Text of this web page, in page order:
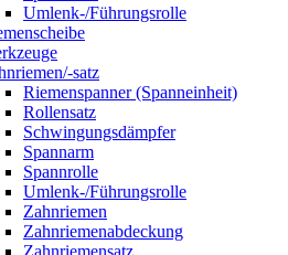
Umlenk-/Führungsrolle
satz
Riemenspanner (Spanneinheit)
Rollensatz
Schwingungsdämpfer
Spannarm
Spannrolle
Umlenk-/Führungsrolle
Zahnriemen
Zahnriemenabdeckung
Zahnriemensatz